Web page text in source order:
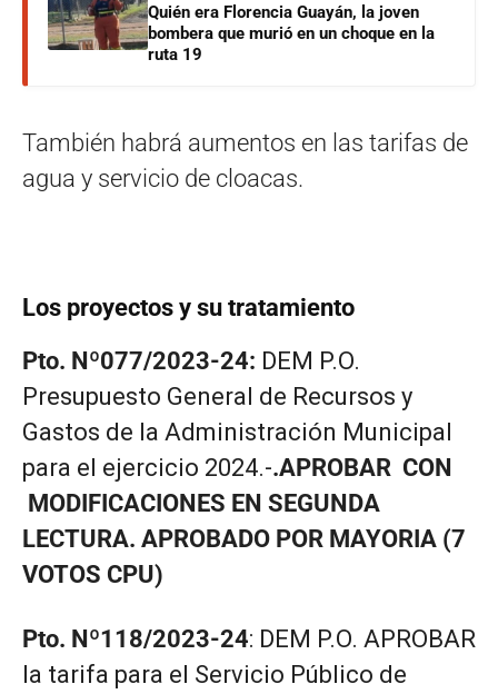
Quién era Florencia Guayán, la joven
bombera que murió en un choque en la
ruta 19
También habrá aumentos en las tarifas de
agua y servicio de cloacas.
Los proyectos y su tratamiento
Pto. Nº077/2023-24: DEM P.O.
Presupuesto General de Recursos y
Gastos de la Administración Municipal
para el ejercicio 2024.-.APROBAR CON
MODIFICACIONES EN SEGUNDA
LECTURA. APROBADO POR MAYORIA (7
VOTOS CPU)
Pto. Nº118/2023-24: DEM P.O. APROBAR
la tarifa para el Servicio Público de